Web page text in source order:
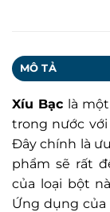
MÔ TẢ
Xíu Bạc là
trong nước
Đây chính là
phẩm sẽ rất
của loại bột
Ứng dụng của